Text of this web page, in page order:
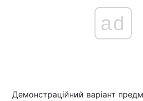
ad
Демонстраційний варіант